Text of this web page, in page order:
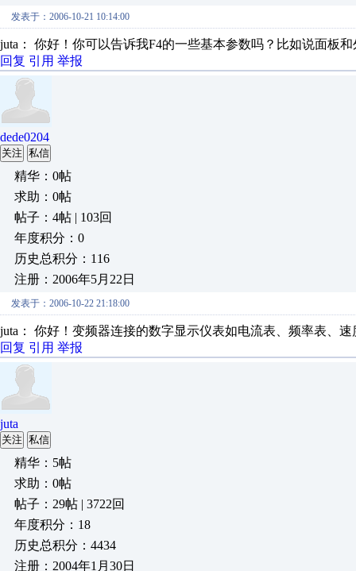
发表于：2006-10-21 10:14:00
juta： 你好！你可以告诉我F4的一些基本参数吗？比如说面板
回复 引用 举报
dede0204
关注 私信
精华：0帖
求助：0帖
帖子：4帖 | 103回
年度积分：0
历史总积分：116
注册：2006年5月22日
发表于：2006-10-22 21:18:00
juta： 你好！变频器连接的数字显示仪表如电流表、频率表、
回复 引用 举报
juta
关注 私信
精华：5帖
求助：0帖
帖子：29帖 | 3722回
年度积分：18
历史总积分：4434
注册：2004年1月30日